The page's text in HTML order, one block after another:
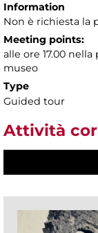
Information
Non è richiesta la
Meeting points:
alle ore 17.00
museo
Type
Guided tour
Attività